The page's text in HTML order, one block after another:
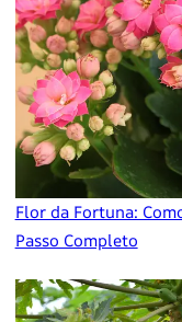
Flor da Fortuna:
Passo Completo